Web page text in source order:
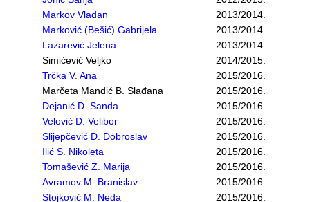
Markov Vladan
2013/2014.
Marković (Bešić) Gabrijela
2013/2014.
Lazarević Jelena
2013/2014.
Simićević Veljko
2014/2015.
Trčka V. Ana
2015/2016.
Marčeta Mandić B. Slađana
2015/2016.
Dejanić D. Sanda
2015/2016.
Velović D. Velibor
2015/2016.
Slijepčević D. Dobroslav
2015/2016.
Ilić S. Nikoleta
2015/2016.
Tomašević Z. Marija
2015/2016.
Avramov M. Branislav
2015/2016.
Stojković M. Neda
2015/2016.